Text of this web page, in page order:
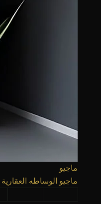
ماجيو
ماجيو الوساطه العقارية